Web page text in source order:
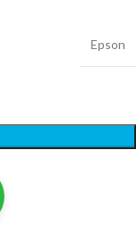
Epson